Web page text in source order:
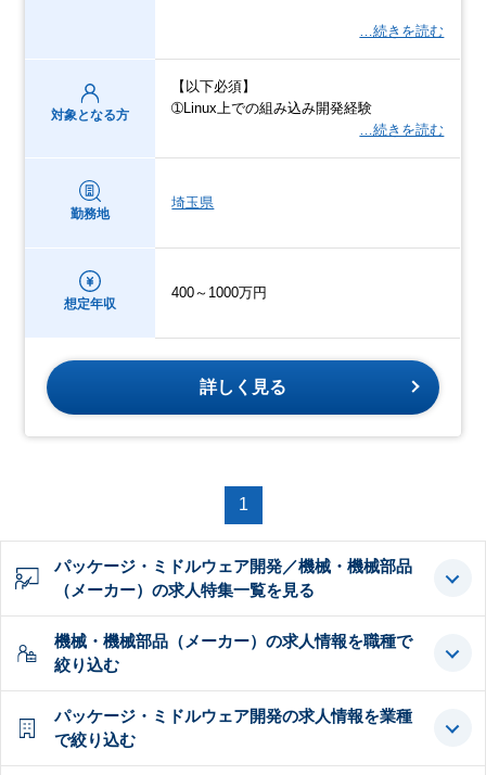
…続きを読む
対象となる方
【以下必須】
➀Linux上での組み込み開発経験
…続きを読む
勤務地
埼玉県
想定年収
400～1000万円
詳しく見る
1
パッケージ・ミドルウェア開発／機械・機械部品
（メーカー）の求人特集一覧を見る
機械・機械部品（メーカー）の求人情報を職種で
絞り込む
パッケージ・ミドルウェア開発の求人情報を業種
で絞り込む